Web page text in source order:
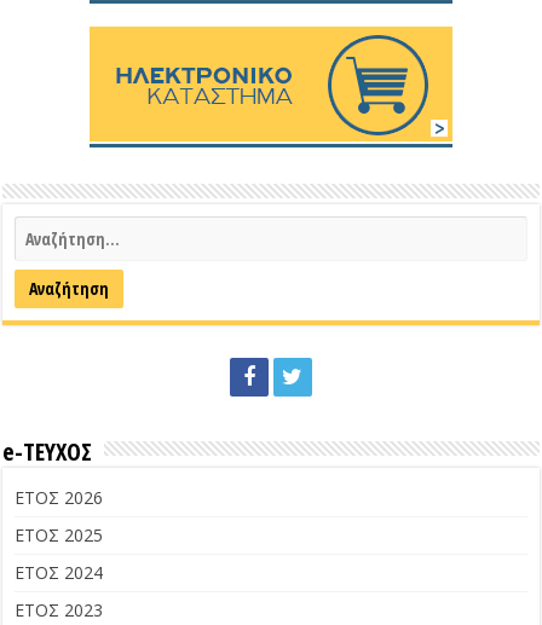
e-ΤΕΥΧΟΣ
ΕΤΟΣ 2026
ΕΤΟΣ 2025
ΕΤΟΣ 2024
ΕΤΟΣ 2023